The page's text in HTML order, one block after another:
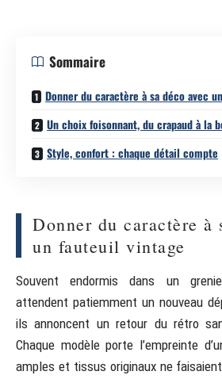
Sommaire
Donner du caractère à sa déco avec
Un choix foisonnant, du crapaud à la
Style, confort : chaque détail compte
Donner du caractère à
un fauteuil vintage
Souvent endormis dans un
attendent patiemment un nouveau
ils annoncent un retour du rétro
Chaque modèle porte l’empreinte
amples et tissus originaux ne